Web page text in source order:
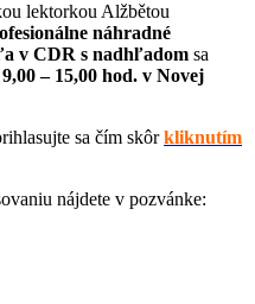
lektorkou Alžbětou
náhradné
v CDR s nadhľadom sa
– 15,00 hod. v Novej
sa čím skôrkliknutím
nájdete v pozvánke: